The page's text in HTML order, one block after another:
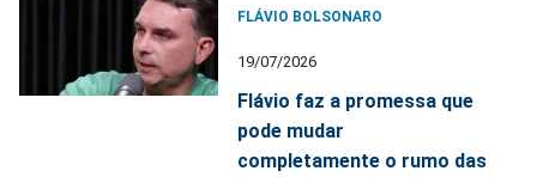
FLÁVIO BOLSONARO
19/07/2026
Flávio faz a promessa que
pode mudar
completamente o rumo das